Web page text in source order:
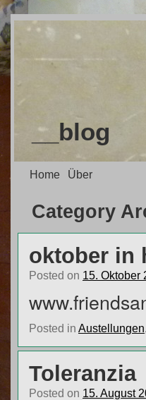
__blog
Home Über
Category
oktober in
Posted on 15. Oktober
Posted in Austellungen,
Toleranzia
Posted on 15. August